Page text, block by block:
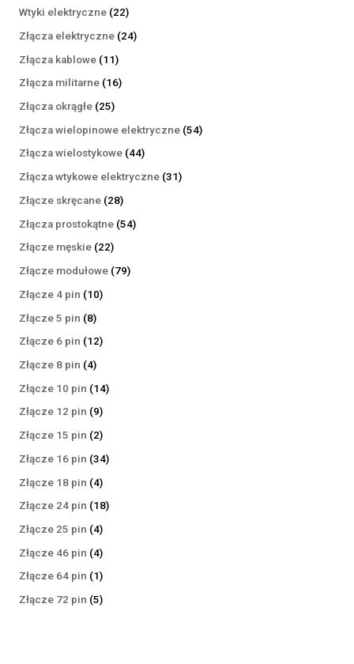
Wtyki elektryczne 2222
produkty
Złącza elektryczne 2424
Złącza kablowe 1111
produktów
Złącza militarne 1616
Złącza okrągłe 2525
produktów
Złącza wielopinowe elektryczne 5454
Złącza wielostykowe 4444
produkty
Złącza wtykowe elektryczne 3131
Złącze skręcane 2828
produktów
Złącza prostokątne 5454
Złącze męskie 2222
produkty
Złącze modułowe 7979
Złącze 4 pin 1010
Złącze 5 pin 88
produktów
Złącze 6 pin 1212
Złącze 8 pin 44
produkty
Złącze 10 pin 1414
Złącze 12 pin 99
produktów
Złącze 15 pin 22
produkty
Złącze 16 pin 3434
Złącze 18 pin 44
produkty
Złącze 24 pin 1818
Złącze 25 pin 44
produkty
Złącze 46 pin 44
produkty
Złącze 64 pin 11
produkt
Złącze 72 pin 55